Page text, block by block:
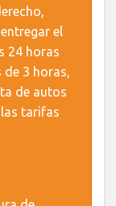
el
24 horas
de 3 horas,
de autos
tarifas